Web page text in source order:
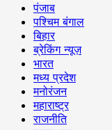
पंजाब
पश्चिम बंगाल
बिहार
ब्रेकिंग न्यूज़
भारत
मध्य प्रदेश
मनोरंजन
महाराष्ट्र
राजनीति